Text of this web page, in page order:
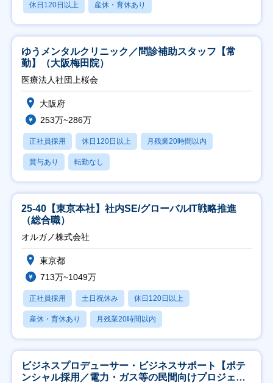
休日120日以上 産休・育休あり
ゆうメンタルクリニック／問診補助スタッフ【常
勤】（大阪梅田院）
医療法人社団上桜会
大阪府
253万~286万
正社員採用 休日120日以上 月残業20時間以内
賞与あり 転勤なし
25-40【東京本社】社内SE/グローバルIT戦略推進
（総合職）
オルガノ株式会社
東京都
713万~1049万
正社員採用 土日祝休み 休日120日以上
産休・育休あり 月残業20時間以内
ビジネスプロデューサー・ビジネスサポート【ポテ
ンシャル採用／電力・ガス等の民間向けプロジェク